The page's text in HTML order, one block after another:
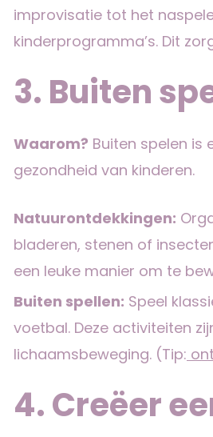
improvisatie tot het
kinderprogramma’s. Dit
3. Buiten
Waarom? Buiten spelen is
gezondheid van kinderen.
Natuurontdekkingen:
bladeren, stenen of
een leuke manier om te
Buiten spellen: Speel
voetbal. Deze activiteiten
lichaamsbeweging. (Tip:
4. Creëer